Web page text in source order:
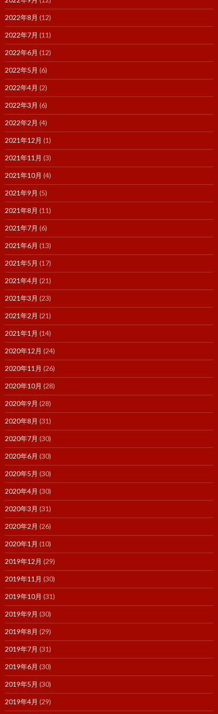
2022年8月 (12)
2022年7月 (11)
2022年6月 (12)
2022年5月 (6)
2022年4月 (2)
2022年3月 (6)
2022年2月 (4)
2021年12月 (1)
2021年11月 (3)
2021年10月 (4)
2021年9月 (5)
2021年8月 (11)
2021年7月 (6)
2021年6月 (13)
2021年5月 (17)
2021年4月 (21)
2021年3月 (23)
2021年2月 (21)
2021年1月 (14)
2020年12月 (24)
2020年11月 (26)
2020年10月 (28)
2020年9月 (28)
2020年8月 (31)
2020年7月 (30)
2020年6月 (30)
2020年5月 (30)
2020年4月 (30)
2020年3月 (31)
2020年2月 (26)
2020年1月 (10)
2019年12月 (29)
2019年11月 (30)
2019年10月 (31)
2019年9月 (30)
2019年8月 (29)
2019年7月 (31)
2019年6月 (30)
2019年5月 (30)
2019年4月 (29)